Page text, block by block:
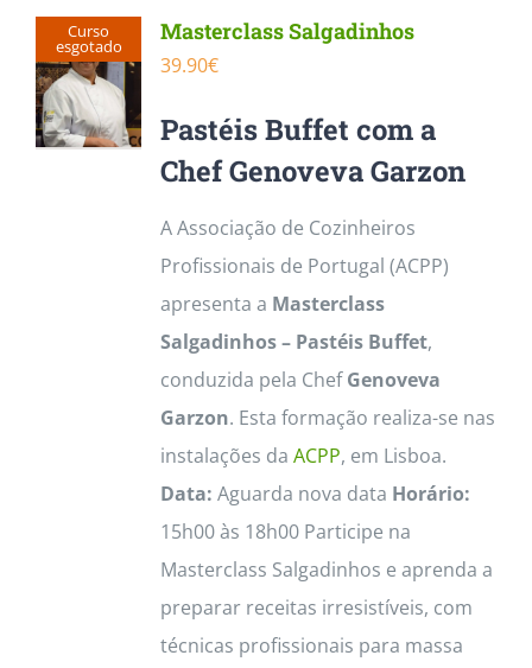
Curso
esgotado
Masterclass Salgadinhos
39.90€
Pastéis Buffet com a
Chef Genoveva Garzon
A Associação de Cozinheiros
Profissionais de Portugal (ACPP)
apresenta a Masterclass
Salgadinhos – Pastéis Buffet,
conduzida pela ChefGenoveva
Garzon. Esta formação realiza-se nas
instalações da ACPP, em Lisboa.
Data: Aguarda nova data Horário:
15h00 às 18h00 Participe na
Masterclass Salgadinhos e aprenda a
preparar receitas irresistíveis, com
técnicas profissionais para massa